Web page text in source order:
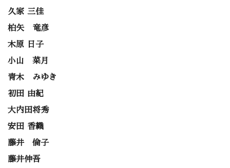
久家 三佳
柏矢 竜彦
木原 日子
小山 菜月
青木 みゆき
初田 由紀
大内田将秀
安田 香織
藤井 倫子
藤井伸吾